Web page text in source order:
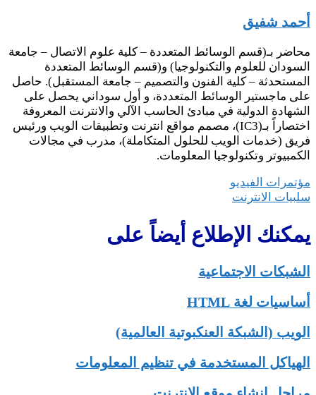
أحمد شفيق
محاضر بـ(قسم الوسائط المتعددة – كلية علوم الاتصال – جامعة
السودان للعلوم والتكنولوجيا) و(قسم الوسائط المتعددة
المستحدثة – كلية الفنون والتصميم – جامعة المستقبل). حاصل
على ماجستير الوسائط المتعددة، و أول سوداني يحصل على
الشهادة الدولية في مبادئ الحاسب الآلي والانترنت المعروفة
اختصاراً بـ(IC3)، مصمم مواقع انترنت وتطبيقات الويب ورئيس
فريق (خدمات الويب للحلول المتكاملة)، مدرب في مجالات
الكمبيوتر وتكنولوجيا المعلومات.
تصفّح
المقالات
مؤتمرات الفيديو
سلبيات الانترنت
يمكنك الإطلاع أيضاً على
الشبكات الاجتماعية
أساسيات لغة HTML
الويب (الشبكة العنكبوتية العالمية)
الهياكل المستخدمة في تنظيم المعلومات